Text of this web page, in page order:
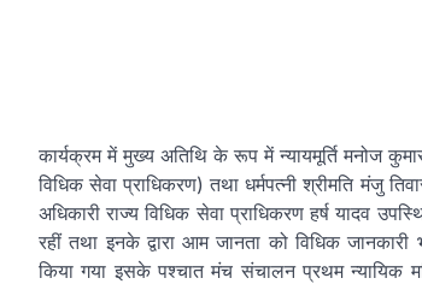
कार्यक्रम में मुख्य अतिथि के रूप में न्यायमूर्ति मनोज
विधिक सेवा प्राधिकरण) तथा धर्मपत्नी श्रीमति मंजु
अधिकारी राज्य विधिक सेवा प्राधिकरण हर्ष यादव
रहीं तथा इनके द्वारा आम जानता को विधिक जानकारी
किया गया इसके पश्चात मंच संचालन प्रथम न्यायिक